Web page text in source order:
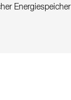
Energiespeicher